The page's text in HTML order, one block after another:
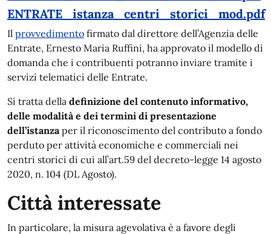
ENTRATE_istanza_centri_storici_mod.pdf
Il provvedimento firmato dal direttore dell’Agenzia delle
Entrate, Ernesto Maria Ruffini, ha approvato il modello di
domanda che i contribuenti potranno inviare tramite i
servizi telematici delle Entrate.
Si tratta della definizione del contenuto informativo,
delle modalità e dei termini di presentazione
dell’istanzaper il riconoscimento del contributo a fondo
perduto per attività economiche e commerciali nei
centri storici di cui all’art.59 del decreto-legge 14 agosto
2020, n. 104 (DL Agosto).
Città interessate
In particolare, la misura agevolativa è a favore degli